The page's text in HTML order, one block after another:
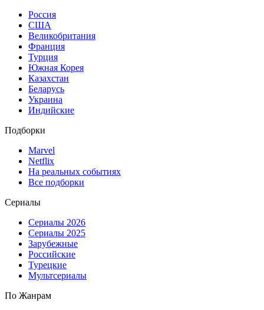
Россия
США
Великобритания
Франция
Турция
Южная Корея
Казахстан
Беларусь
Украина
Индийские
Подборки
Marvel
Netflix
На реальных событиях
Все подборки
Сериалы
Сериалы 2026
Сериалы 2025
Зарубежные
Российские
Турецкие
Мультсериалы
По Жанрам